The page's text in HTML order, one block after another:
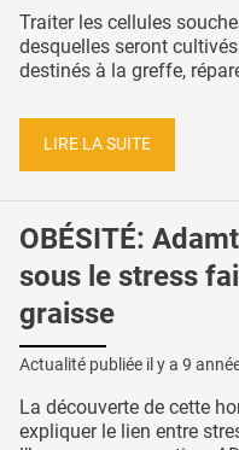
Traiter les cellules
desquelles seront
destinés à la greffe,
LIRE LA SUITE
OBÉSITÉ:
sous le stress
graisse
Actualité publiée il y a 9
La découverte de cette
expliquer le lien entre